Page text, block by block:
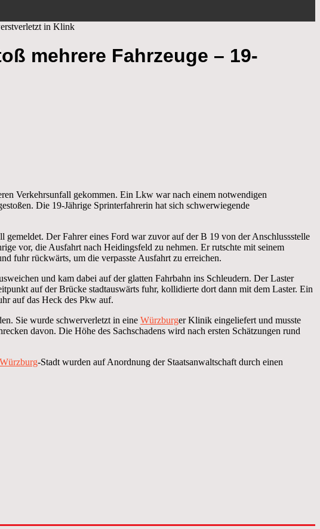
in Klink
mehrere Fahrzeuge – 19-
Verkehrsunfall gekommen. Ein Lkw war nach einem notwendigen
Die 19-Jährige Sprinterfahrerin hat sich schwerwiegende
Der Fahrer eines Ford war zuvor auf der B 19 von der Anschlussstelle
vor, die Ausfahrt nach Heidingsfeld zu nehmen. Er rutschte mit seinem
fuhr rückwärts, um die verpasste Ausfahrt zu erreichen.
und kam dabei auf der glatten Fahrbahn ins Schleudern. Der Laster
auf der Brücke stadtauswärts fuhr, kollidierte dort dann mit dem Laster. Ein
auf das Heck des Pkw auf.
Sie wurde schwerverletzt in eine Würzburger Klinik eingeliefert und musste
davon. Die Höhe des Sachschadens wird nach ersten Schätzungen rund
Würzburg-Stadt wurden auf Anordnung der Staatsanwaltschaft durch einen